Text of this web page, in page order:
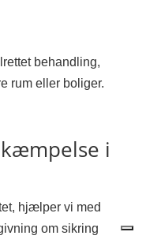
behandling,
rum eller boliger.
i
hjælper vi med
om sikring